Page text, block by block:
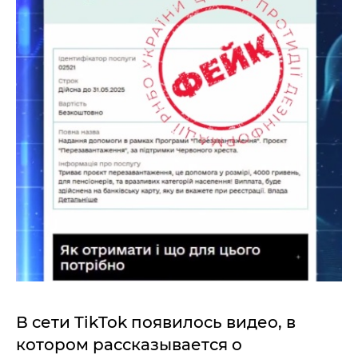
В сети TikTok появилось видео, в
котором рассказывается о